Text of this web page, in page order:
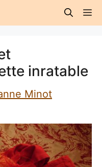
inratable
Minot